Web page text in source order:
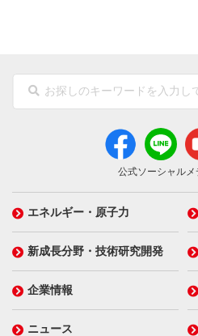
公式ソーシャル
エネルギー・原子力
新成長分野・技術研究開発
企業情報
ニュース